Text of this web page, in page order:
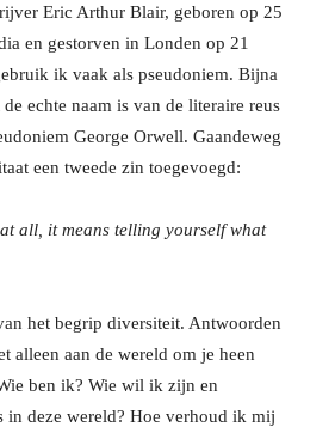
Eric Arthur Blair, geboren op 25
en gestorven in Londen op 21
ik vaak als pseudoniem. Bijna
echte naam is van de literaire reus
George Orwell. Gaandeweg
een tweede zin toegevoegd:
all, it means telling yourself what
het begrip diversiteit. Antwoorden
alleen aan de wereld om je heen
ben ik? Wie wil ik zijn en
in deze wereld? Hoe verhoud ik mij